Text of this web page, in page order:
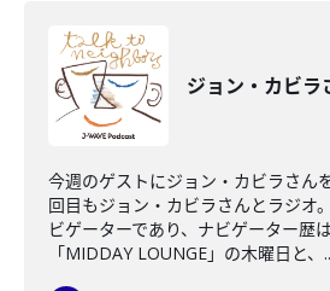
ジョン・カビラ
今週のゲストにジョン・カビラさん
回目もジョン・カビラさんとラジオ
ビゲーターであり、ナビゲーター歴
「MIDDAY LOUNGE」の木曜日と、